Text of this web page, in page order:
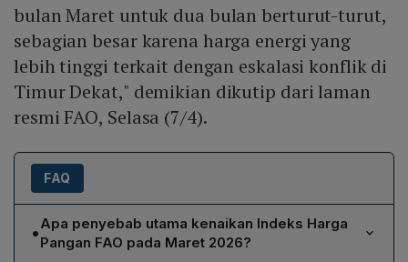
bulan Maret untuk dua bulan berturut-turut,
sebagian besar karena harga energi yang
lebih tinggi terkait dengan eskalasi konflik di
Timur Dekat," demikian dikutip dari laman
resmi FAO, Selasa (7/4).
FAQ
•Apa penyebab utama kenaikan Indeks Harga
Pangan FAO pada Maret 2026?